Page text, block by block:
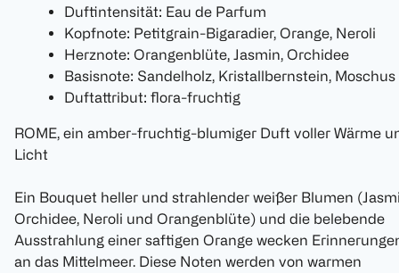
Duftintensität: Eau de Parfum
Kopfnote: Petitgrain-Bigaradier, Orange, Neroli
Herznote: Orangenblüte, Jasmin, Orchidee
Basisnote: Sandelholz, Kristallbernstein, Moschus
Duftattribut: flora-fruchtig
ROME, ein amber-fruchtig-blumiger Duft voller Wärme
Licht
Ein Bouquet heller und strahlender weißer Blumen
Orchidee, Neroli und Orangenblüte) und die belebende
Ausstrahlung einer saftigen Orange wecken
an das Mittelmeer. Diese Noten werden von warmen